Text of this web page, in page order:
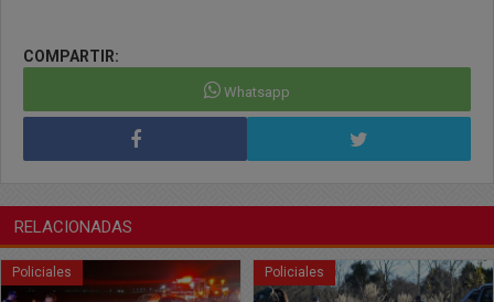
COMPARTIR:
Whatsapp
RELACIONADAS
Policiales Policiales